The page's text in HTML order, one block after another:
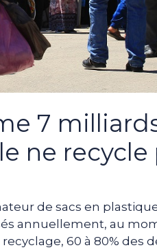
7
ne recycle
de sacs en
annuellement, au
60 à 80% des